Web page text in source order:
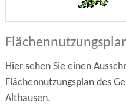
Hier sehen Sie einen
Flächennutzungsplan des
Althausen.